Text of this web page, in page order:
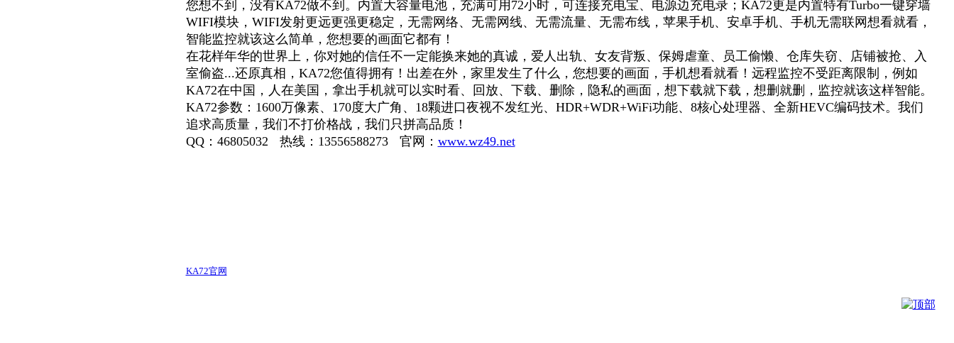
您想不到，没有KA72做不到。内置大容量电池，充满可用72小时，可连接充电宝、电源边充电录；KA72更是内置特有Turbo一键穿墙
WIFI模块，WIFI发射更远更强更稳定，无需网络、无需网线、无需流量、无需布线，苹果手机、安卓手机、手机无需联网想看就看，
智能监控就该这么简单，您想要的画面它都有！
在花样年华的世界上，你对她的信任不一定能换来她的真诚，爱人出轨、女友背叛、保姆虐童、员工偷懒、仓库失窃、店铺被抢、入
室偷盗...还原真相，KA72您值得拥有！出差在外，家里发生了什么，您想要的画面，手机想看就看！远程监控不受距离限制，例如
KA72在中国，人在美国，拿出手机就可以实时看、回放、下载、删除，隐私的画面，想下载就下载，想删就删，监控就该这样智能。
KA72参数：1600万像素、170度大广角、18颗进口夜视不发红光、HDR+WDR+WiFi功能、8核心处理器、全新HEVC编码技术。我们
追求高质量，我们不打价格战，我们只拼高品质！
QQ：46805032
热线：13556588273 官网： www.wz49.net
KA72官网